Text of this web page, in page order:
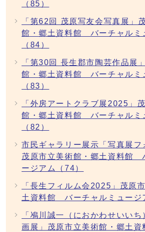
（85）
「第62回 茂原写友会写真展」
館・郷土資料館 バーチャルミ
（84）
「第30回 長生郡市陶芸作品展
館・郷土資料館 バーチャルミ
（83）
「外房アートクラブ展2025」
館・郷土資料館 バーチャルミ
（82）
市民ギャラリー展示「写真展フ
茂原市立美術館・郷土資料館
ージアム（74）
「長生フィルム会2025」茂原
土資料館 バーチャルミュージ
「鳰川誠一（におかわせいい
画展」茂原市立美術館・郷土